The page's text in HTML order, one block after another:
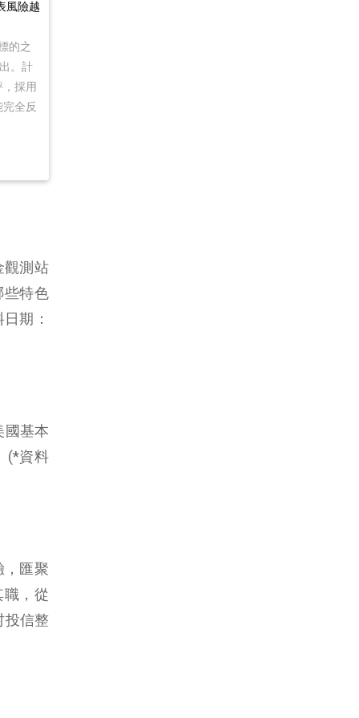
風險越
的之
。計
採用
全反
觀測站
些特色
期：
國基本
(*資料
，匯聚
職，從
投信整